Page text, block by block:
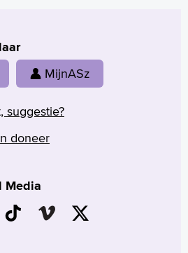
MijnASz
suggestie?
doneer
Media